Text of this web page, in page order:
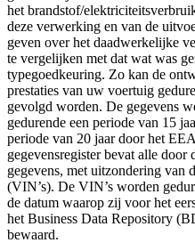
het brandstof/
deze verwerking en van de
geven over het daadwerkelijke
te vergelijken met dat wat was
typegoedkeuring. Zo kan de
prestaties van uw voertuig
gevolgd worden. De gegevens
gedurende een periode van 15
periode van 20 jaar door het
gegevensregister bevat alle door
gegevens, met uitzondering van
(VIN’s). De VIN’s worden
de datum waarop zij voor het
het Business Data Repository
bewaard.